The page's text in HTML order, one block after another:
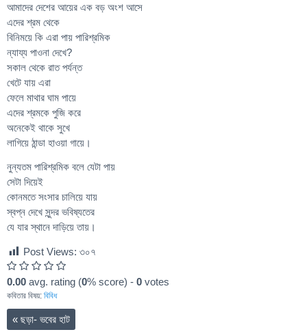
আমাদের দেশের আয়ের এক বড় অংশ আসে
এদের শ্রম থেকে
বিনিময়ে কি এরা পায় পারিশ্রমিক
ন্যায্য পাওনা দেখে?
সকাল থেকে রাত পর্যন্ত
খেটে যায় এরা
ফেলে মাথার ঘাম পায়ে
এদের শ্রমকে পুজি করে
অনেকেই থাকে সুখে
লাগিয়ে ঠান্ডা হাওয়া গায়ে।
নুন্যতম পারিশ্রমিক বলে যেটা পায়
সেটা দিয়েই
কোনমতে সংসার চালিয়ে যায়
স্বপ্ন দেখে সুন্দর ভবিষ্যতের
যে যার স্থানে দাড়িয়ে তায়।
Post Views: ৩০৭
0.00 avg. rating (0% score) - 0 votes
কবিতার বিষয়: বিবিধ
« ছড়া- ভবের হাট